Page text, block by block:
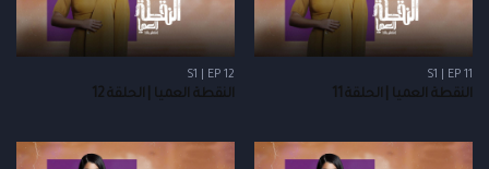
S1 | EP 11
النقطة العميا | الحلقة 11
S1 | EP 12
النقطة العميا | الحلقة 12